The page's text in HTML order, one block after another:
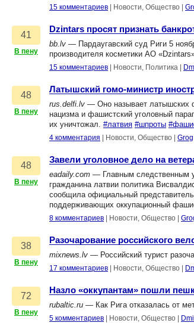
15 комментариев Новости, Общество
41
В пену
Dzintars просят признать
bb.lv — Пардаугавский суд Риги 5
производителя косметики АО
15 комментариев Новости, Политика
48
В пену
Латышский гомо-министр
rus.delfi.lv — Оно называет латышских
нацизма и фашистский уголовный
их уничтожал. #латвия #шпроты
4 комментария Новости, Общество Grog
48
В пену
Завели уголовное дело на
eadaily.com — Главным следственным
гражданина латвии политика
сообщила официальный
поддерживающих оккупационный
8 комментариев Новости, Общество
38
В пену
Разочарование российского
mixnews.lv — Российский турист
17 комментариев Новости, Общество
72
В пену
Назло «оккупантам» пошли
rubaltic.ru — Как Рига отказалась от
5 комментариев Новости, Общество